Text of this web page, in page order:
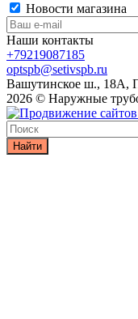
Новости магазина
Наши контакты
+79219087185
optspb@setivspb.ru
Вашутинское ш., 18А,
2026 © Наружные
Найти